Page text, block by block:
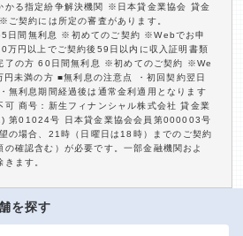
かる指定紛争解決機関 ※日本貸金業協会 貸金
契約には所定の審査があります。
日間無利息 ※初めてのご契約 ※Webでお申
万円以上でご契約後59日以内に収入証明書類
了の方 60日間無利息 ※初めてのご契約 ※We
未満の方 ■無利息の注意点 ・初回契約翌日
無利息期間経過後は通常金利適用となります
可 商号：新生フィナンシャル株式会社 貸金業
第01024号 日本貸金業協会会員第000003号
の場合、21時（日曜日は18時）までのご契約
確認含む）が必要です。一部金融機関およ
ます。
を探す